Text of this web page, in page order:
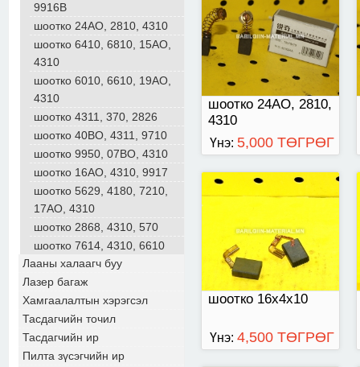
9916В
шоотко 24АО, 2810, 4310
шоотко 6410, 6810, 15АО,
4310
шоотко 6010, 6610, 19АО,
4310
шоотко 4311, 370, 2826
шоотко 40ВО, 4311, 9710
шоотко 9950, 07ВО, 4310
шоотко 16АО, 4310, 9917
шоотко 5629, 4180, 7210,
17АО, 4310
шоотко 2868, 4310, 570
шоотко 7614, 4310, 6610
Лааны халаагч буу
Лазер багаж
Хамгаалалтын хэрэгсэл
Тасдагчийн точил
Тасдагчийн ир
Пилта зүсэгчийн ир
шоотко 24АО, 2810,
4310
Үнэ: 5,000 ТӨГРӨГ
шоотко 16х4х10
шоотко
Үнэ: 4,500 ТӨГРӨГ